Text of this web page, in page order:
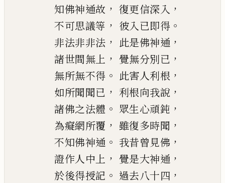
知佛神通故 ， 復更信深入 ，
不可思議等 ， 彼入已即得 。
非法非非法 ， 此是佛神通 ，
諸世間無上 ， 覺無分別已 ，
無所無不得 。 此害人利根 ，
如所聞聞已 ， 利根向我說 ，
諸佛之法體 。 眾生心頑鈍 ，
為癡網所覆 ， 雖復多時聞 ，
不知佛神通 。 我昔曾見佛 ，
證作人中上 ， 覺是大神通 ，
於後得授記 。 過去八十四 ，